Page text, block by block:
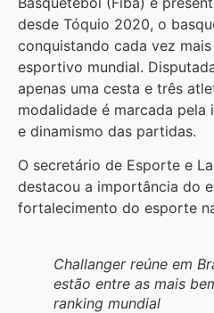
desde Tóquio 2020, o
conquistando cada vez
esportivo mundial.
apenas uma cesta e três
modalidade é marcada pela
e dinamismo das partidas.
O secretário de Esporte e
destacou a importância do
fortalecimento do esporte
Challanger reúne em
estão entre as mais
ranking mundial